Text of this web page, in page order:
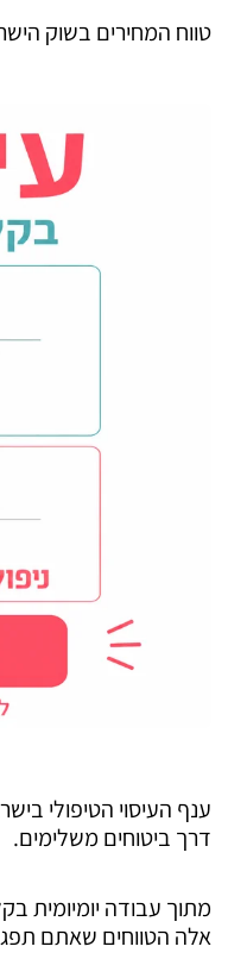
טווח המחירים בשוק
ענף העיסוי הטיפולי
דרך ביטוחים משלימים.
אלה הטווחים שאתם